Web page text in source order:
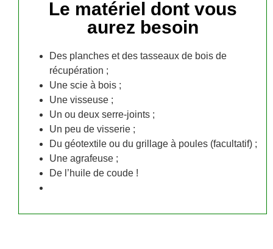
Le matériel dont vous
aurez besoin
Des planches et des tasseaux de bois de
récupération ;
Une scie à bois ;
Une visseuse ;
Un ou deux serre-joints ;
Un peu de visserie ;
Du géotextile ou du grillage à poules (facultatif) ;
Une agrafeuse ;
De l’huile de coude !